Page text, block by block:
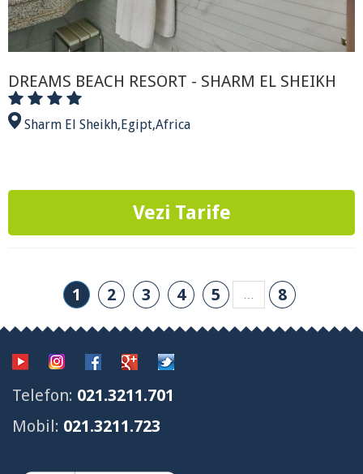
DREAMS BEACH RESORT - SHARM EL SHEIKH
Sharm El Sheikh,Egipt,Africa
Vezi Tarife
1 2 3 4 5 8
Telefon: 021.3211.701
Mobil: 021.3211.723